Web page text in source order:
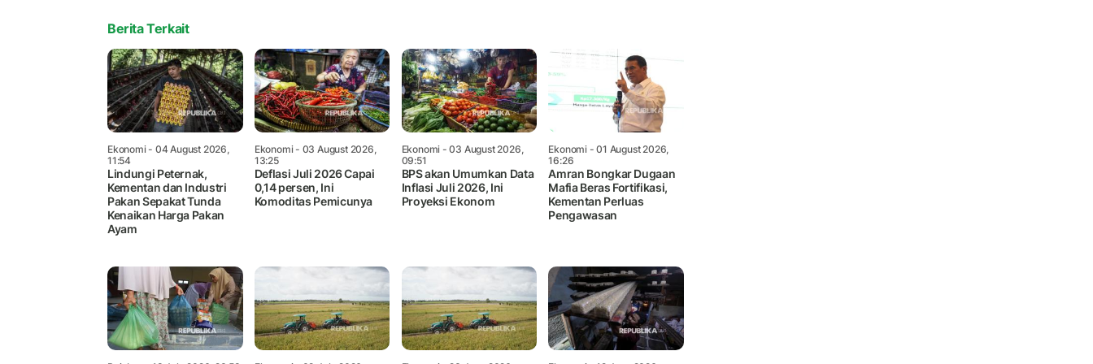
Berita Terkait
Ekonomi- 04 August 2026,
11:54
Lindungi Peternak,
Kementan dan Industri
Pakan Sepakat Tunda
Kenaikan Harga Pakan
Ayam
Ekonomi- 03 August 2026,
13:25
Deflasi Juli 2026 Capai
0,14 persen, Ini
Komoditas Pemicunya
Ekonomi - 03 August 2026,
09:51
BPS akan Umumkan Data
Inflasi Juli 2026, Ini
Proyeksi Ekonom
Ekonomi- 01 August 2026,
16:26
Amran Bongkar Dugaan
Mafia Beras Fortifikasi,
Kementan Perluas
Pengawasan